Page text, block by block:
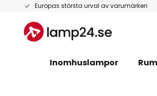
Europas största urval av varumärken
Hoppa
innehållet
Inomhuslampor Rum